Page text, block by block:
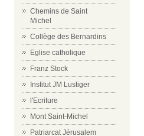
Chemins de Saint
Michel
Collège des Bernardins
Eglise catholique
Franz Stock
Institut JM Lustiger
l'Ecriture
Mont Saint-Michel
Patriarcat Jérusalem